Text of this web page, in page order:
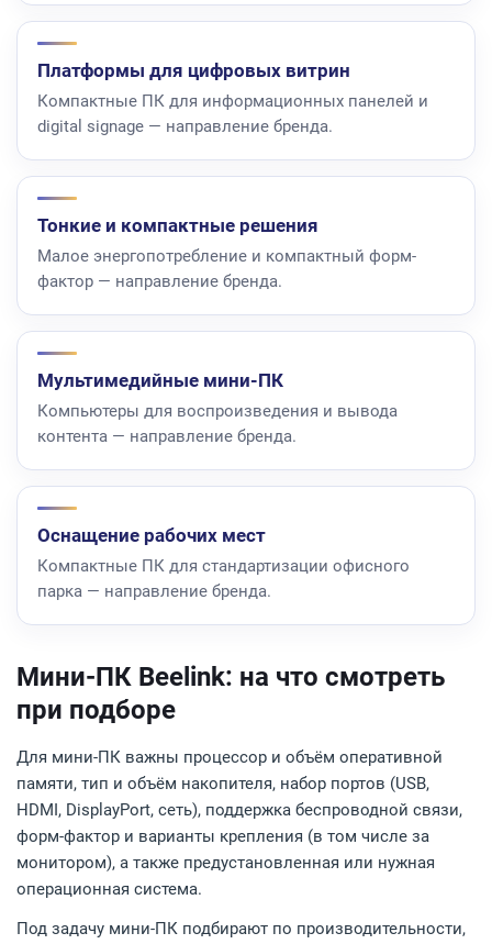
Платформы для цифровых витрин
Компактные ПК для информационных панелей и
digital signage — направление бренда.
Тонкие и компактные решения
Малое энергопотребление и компактный форм-
фактор — направление бренда.
Мультимедийные мини-ПК
Компьютеры для воспроизведения и вывода
контента — направление бренда.
Оснащение рабочих мест
Компактные ПК для стандартизации офисного
парка — направление бренда.
Мини-ПК Beelink: на что смотреть
при подборе
Для мини-ПК важны процессор и объём оперативной
памяти, тип и объём накопителя, набор портов (USB,
HDMI, DisplayPort, сеть), поддержка беспроводной связи,
форм-фактор и варианты крепления (в том числе за
монитором), а также предустановленная или нужная
операционная система.
Под задачу мини-ПК подбирают по производительности,